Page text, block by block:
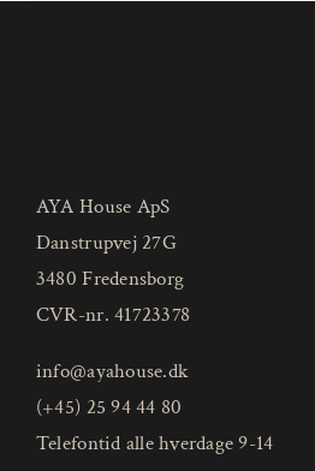
AYA House ApS
Danstrupvej 27G
3480 Fredensborg
CVR-nr. 41723378
info@ayahouse.dk
(+45) 25 94 44 80
Telefontid alle hverdage 9-14